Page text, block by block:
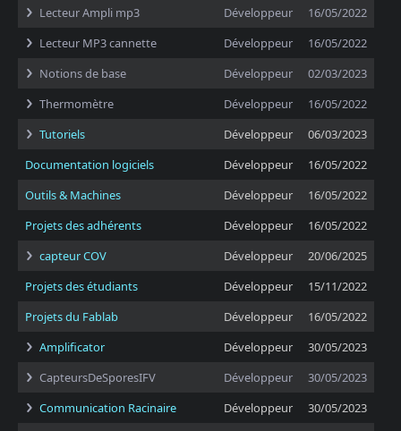
Lecteur Ampli mp3
Développeur
16/05/2022
Lecteur MP3 cannette
Développeur
16/05/2022
Notions de base
Développeur
02/03/2023
Thermomètre
Développeur
16/05/2022
Tutoriels
Développeur
06/03/2023
Documentation logiciels
Développeur
16/05/2022
Outils & Machines
Développeur
16/05/2022
Projets des adhérents
Développeur
16/05/2022
capteur COV
Développeur
20/06/2025
Projets des étudiants
Développeur
15/11/2022
Projets du Fablab
Développeur
16/05/2022
Amplificator
Développeur
30/05/2023
CapteursDeSporesIFV
Développeur
30/05/2023
Communication Racinaire
Développeur
30/05/2023